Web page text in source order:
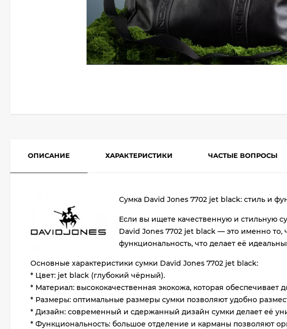
ОПИСАНИЕ ХАРАКТЕРИСТИКИ ЧАСТЫЕ ВОПРОСЫ
Сумка David Jones 7702 jet black: стиль и
Если вы ищете качественную и стильную
David Jones 7702 jet black — это именно то,
функциональность, что делает её
Основные характеристики сумки David Jones 7702 jet black:
* Цвет: jet black (глубокий чёрный).
* Материал: высококачественная экокожа, которая обеспечивает
* Размеры: оптимальные размеры сумки позволяют удобно
* Дизайн: современный и сдержанный дизайн сумки делает её
* Функциональность: большое отделение и карманы позволяют
с
в 2 недели